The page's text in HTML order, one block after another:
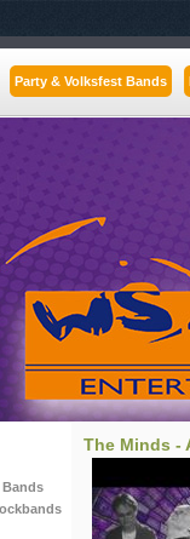
Party & Volksfest Bands
Bands
The Minds -